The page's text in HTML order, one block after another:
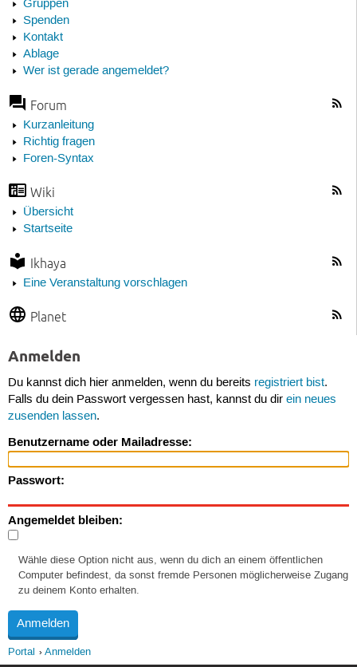
Gruppen
Spenden
Kontakt
Ablage
Wer ist gerade angemeldet?
Forum
Kurzanleitung
Richtig fragen
Foren-Syntax
Wiki
Übersicht
Startseite
Ikhaya
Eine Veranstaltung vorschlagen
Planet
Anmelden
Du kannst dich hier anmelden, wenn du bereits registriert bist.
Falls du dein Passwort vergessen hast, kannst du dir ein neues
zusenden lassen.
Benutzername oder Mailadresse:
Passwort:
Angemeldet bleiben:
Wähle diese Option nicht aus, wenn du dich an einem öffentlichen
Computer befindest, da sonst fremde Personen möglicherweise Zugang
zu deinem Konto erhalten.
Portal Anmelden